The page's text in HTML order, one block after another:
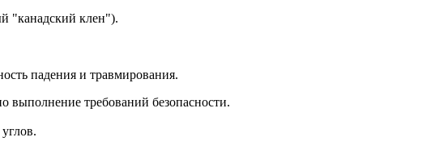
"канадский клен").
падения и травмирования.
выполнение требований безопасности.